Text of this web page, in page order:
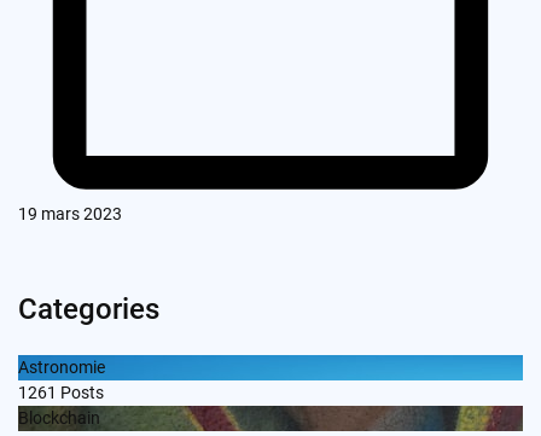
19 mars 2023
Categories
Astronomie
1261 Posts
Blockchain